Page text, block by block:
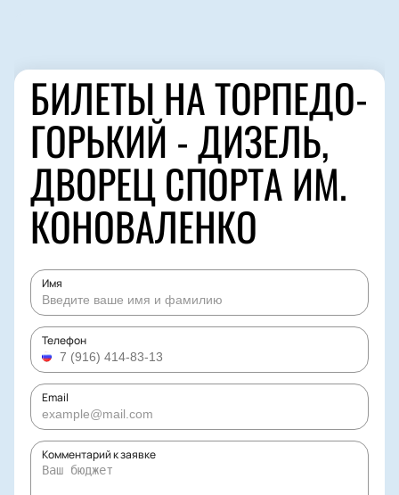
БИЛЕТЫ НА ТОРПЕДО-
ГОРЬКИЙ - ДИЗЕЛЬ,
ДВОРЕЦ СПОРТА ИМ.
КОНОВАЛЕНКО
Имя
Телефон
Email
Комментарий к заявке